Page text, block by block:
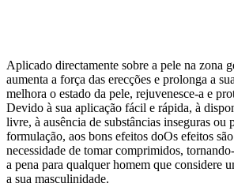
Aplicado directamente sobre a pele na zona
aumenta a força das erecções e prolonga a
melhora o estado da pele, rejuvenesce-a e
Devido à sua aplicação fácil e rápida, à
livre, à ausência de substâncias inseguras ou
formulação, aos bons efeitos doOs efeitos
necessidade de tomar comprimidos,
a pena para qualquer homem que considere
a sua masculinidade.